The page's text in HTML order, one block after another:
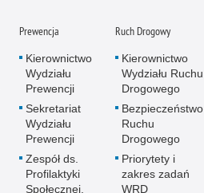
Prewencja
Kierownictwo
Wydziału
Prewencji
Sekretariat
Wydziału
Prewencji
Zespół ds.
Profilaktyki
Społecznej,
Ruch Drogowy
Kierownictwo
Wydziału Ruchu
Drogowego
Bezpieczeństwo
Ruchu
Drogowego
Priorytety i
zakres zadań
WRD